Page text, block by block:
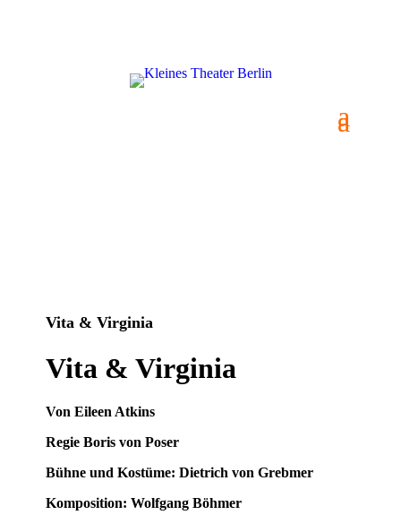
Vita & Virginia
Vita & Virginia
Von Eileen Atkins
Regie Boris von Poser
Bühne und Kostüme: Dietrich von Grebmer
Komposition: Wolfgang Böhmer